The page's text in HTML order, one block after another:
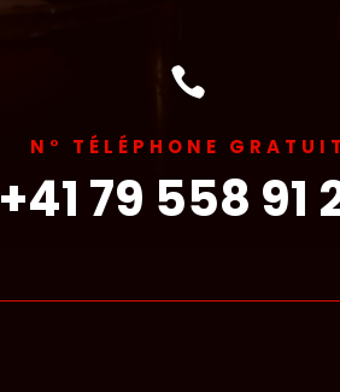

N° TÉLÉPHONE GRATUIT
+41 79 558 91